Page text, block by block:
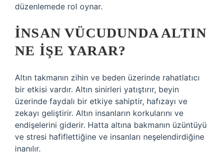
düzenlemede rol oynar.
İNSAN VÜCUDUNDA ALTIN
NE IŞE YARAR?
Altın takmanın zihin ve beden üzerinde rahatlatıcı
bir etkisi vardır. Altın sinirleri yatıştırır, beyin
üzerinde faydalı bir etkiye sahiptir, hafızayı ve
zekayı geliştirir. Altın insanların korkularını ve
endişelerini giderir. Hatta altına bakmanın üzüntüyü
ve stresi hafiflettiğine ve insanları neşelendirdiğine
inanılır.